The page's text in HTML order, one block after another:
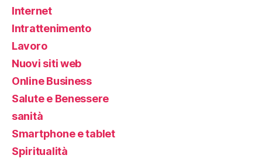
Internet
Intrattenimento
Lavoro
Nuovi siti web
Online Business
Salute e Benessere
sanità
Smartphone e tablet
Spiritualità